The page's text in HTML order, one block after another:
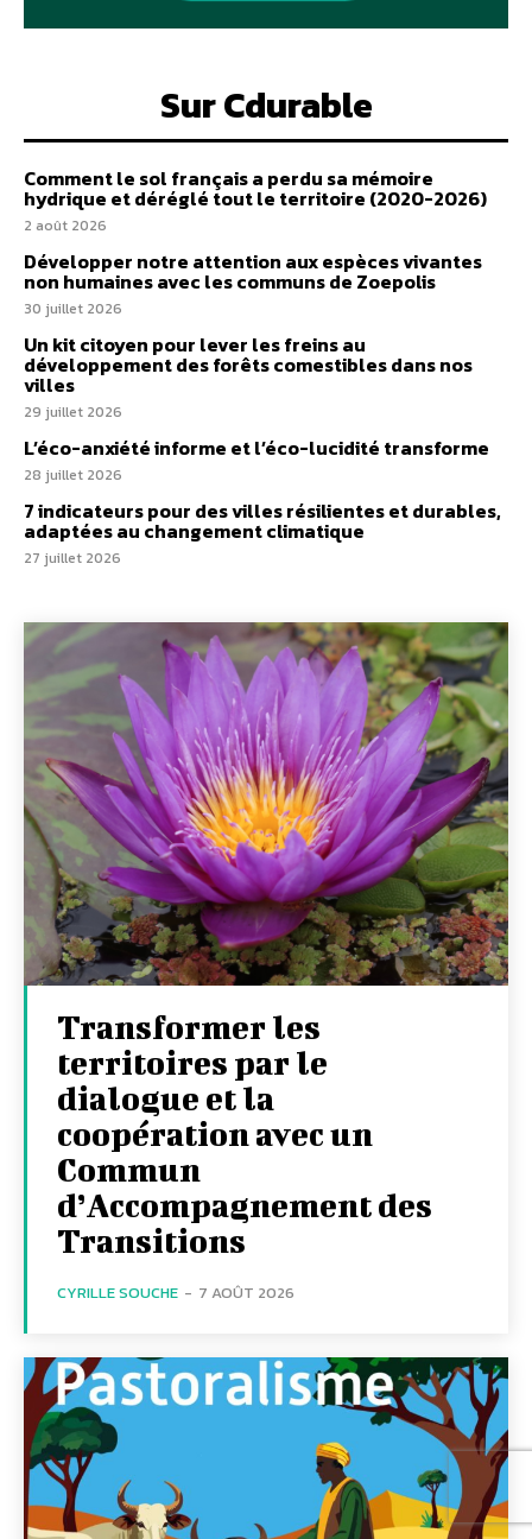
Sur Cdurable
Comment le sol français a perdu sa mémoire
hydrique et déréglé tout le territoire (2020-2026)
2 août 2026
Développer notre attention aux espèces vivantes
non humaines avec les communs de Zoepolis
30 juillet 2026
Un kit citoyen pour lever les freins au
développement des forêts comestibles dans nos
villes
29 juillet 2026
L’éco-anxiété informe et l’éco-lucidité transforme
28 juillet 2026
7 indicateurs pour des villes résilientes et durables,
adaptées au changement climatique
27 juillet 2026
Transformer les
territoires par le
dialogue et la
coopération avec un
Commun
d’Accompagnement des
Transitions
CYRILLE SOUCHE - 7 AOÛT 2026